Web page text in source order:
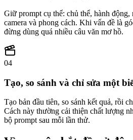
Giữ prompt cụ thể: chủ thể, hành
camera và phong cách. Khi vấn đề là
đừng dùng quá nhiều câu văn mơ hồ.
04
Tạo, so sánh và chỉ sửa một
Tạo bản đầu tiên, so sánh kết quả, rồi
Cách này thường cải thiện chất lượng
bộ prompt sau mỗi lần thử.